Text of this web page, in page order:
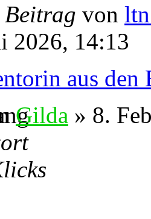
Beitrag von
2026, 14:13
aus den
Gilda » 8.